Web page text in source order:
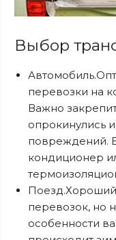
Выбор
перевозки на
Важно
опрокинулись
повреждений.
кондиционер
Поезд.Хороший
перевозок, но
особенности